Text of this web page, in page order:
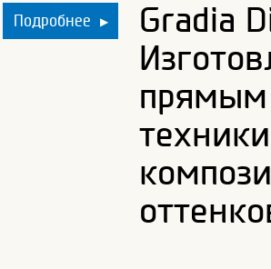
Подробнее ▶
Gradia
прямым